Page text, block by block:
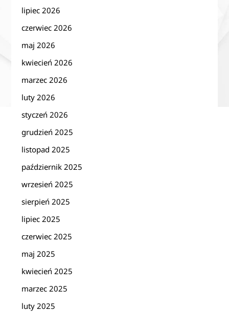
lipiec 2026
czerwiec 2026
maj 2026
kwiecień 2026
marzec 2026
luty 2026
styczeń 2026
grudzień 2025
listopad 2025
październik 2025
wrzesień 2025
sierpień 2025
lipiec 2025
czerwiec 2025
maj 2025
kwiecień 2025
marzec 2025
luty 2025